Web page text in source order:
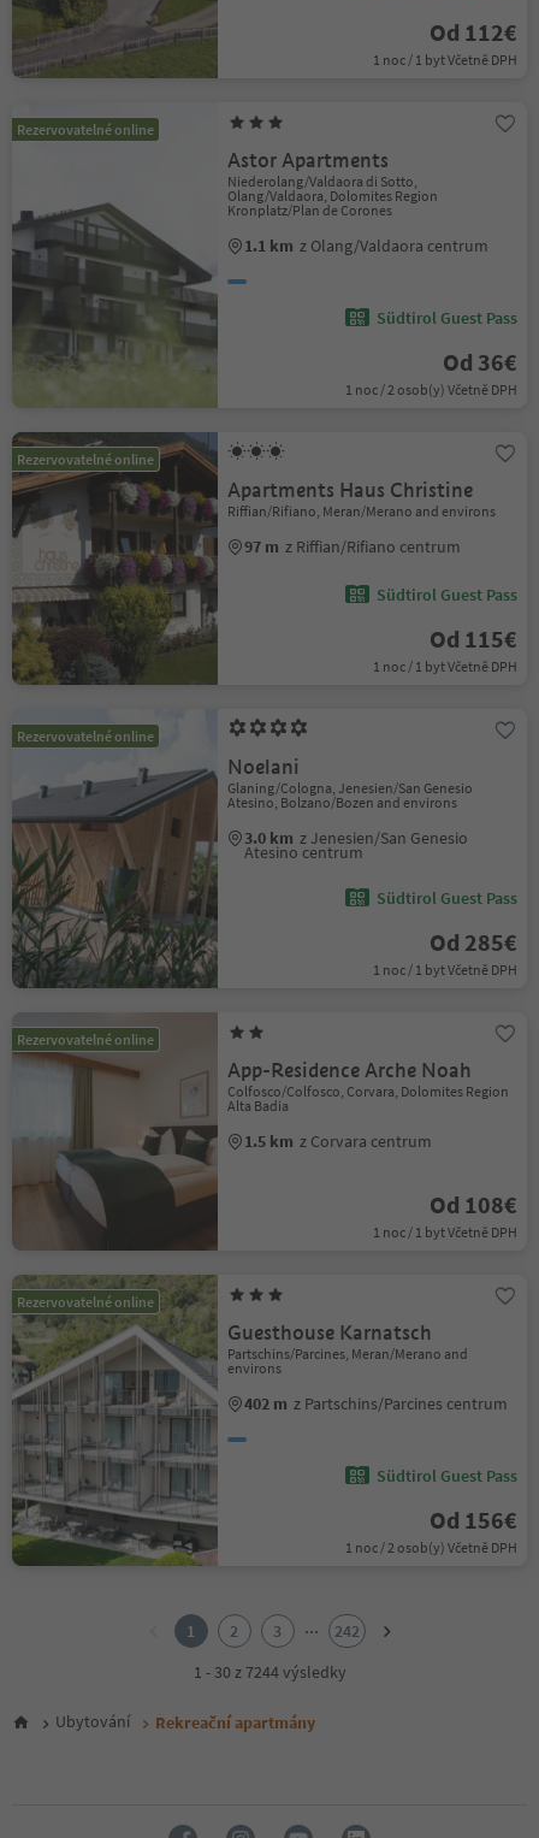
Od 112€
1 noc / 1 byt Včetně DPH
Rezervovatelné online
Astor Apartments
Niederolang/Valdaora di Sotto,
Olang/Valdaora, Dolomites Region
Kronplatz/Plan de Corones
1.1 km z Olang/Valdaora centrum
Südtirol Guest Pass
Od 36€
1 noc / 2 osob(y) Včetně DPH
Rezervovatelné online
Apartments Haus Christine
Riffian/Rifiano, Meran/Merano and environs
97 m z Riffian/Rifiano centrum
Südtirol Guest Pass
Od 115€
1 noc / 1 byt Včetně DPH
Rezervovatelné online
Noelani
Glaning/Cologna, Jenesien/San Genesio
Atesino, Bolzano/Bozen and environs
3.0 km z Jenesien/San Genesio
Atesino centrum
Südtirol Guest Pass
Od 285€
1 noc / 1 byt Včetně DPH
Rezervovatelné online
App-Residence Arche Noah
Colfosco/Colfosco, Corvara, Dolomites Region
Alta Badia
1.5 km z Corvara centrum
Od 108€
1 noc / 1 byt Včetně DPH
Rezervovatelné online
Guesthouse Karnatsch
Partschins/Parcines, Meran/Merano and
environs
402 m z Partschins/Parcines centrum
Südtirol Guest Pass
Od 156€
1 noc / 2 osob(y) Včetně DPH
6
1 2 3 ...
242
1 - 30 z 7244 výsledky
Ubytování Rekreační apartmány